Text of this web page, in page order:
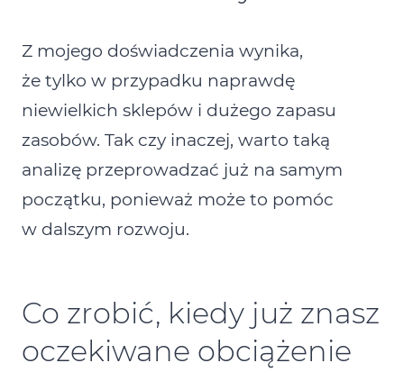
Z mojego doświadczenia wynika,
że tylko w przypadku naprawdę
niewielkich sklepów i dużego zapasu
zasobów. Tak czy inaczej, warto taką
analizę przeprowadzać już na samym
początku, ponieważ może to pomóc
w dalszym rozwoju.
Co zrobić, kiedy już znasz
oczekiwane obciążenie